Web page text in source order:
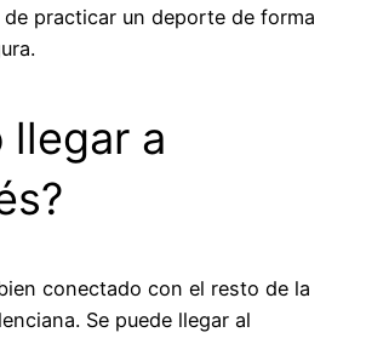
practicar un deporte de forma
llegar a
conectado con el resto de la
Se puede llegar al